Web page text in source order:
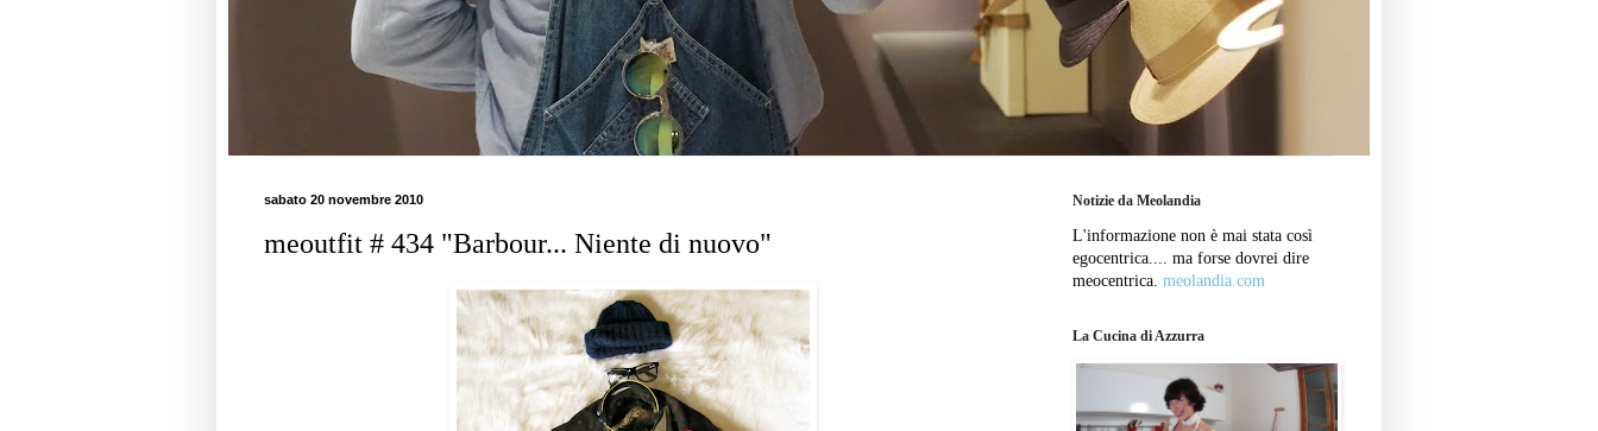
sabato 20 novembre 2010
meoutfit # 434 "Barbour... Niente di nuovo"
Notizie da Meolandia
L'informazione non è mai stata così
egocentrica.... ma forse dovrei dire
meocentrica. meolandia.com
La Cucina di Azzurra